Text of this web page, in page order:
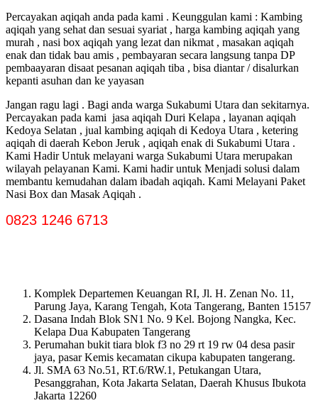
Percayakan aqiqah anda pada kami . Keunggulan kami : Kambing
aqiqah yang sehat dan sesuai syariat , harga kambing aqiqah yang
murah , nasi box aqiqah yang lezat dan nikmat , masakan aqiqah
enak dan tidak bau amis , pembayaran secara langsung tanpa DP
pembaayaran disaat pesanan aqiqah tiba , bisa diantar / disalurkan
kepanti asuhan dan ke yayasan
Jangan ragu lagi . Bagi anda warga Sukabumi Utara dan sekitarnya.
Percayakan pada kami jasa aqiqah Duri Kelapa , layanan aqiqah
Kedoya Selatan , jual kambing aqiqah di Kedoya Utara , ketering
aqiqah di daerah Kebon Jeruk , aqiqah enak di Sukabumi Utara .
Kami Hadir Untuk melayani warga Sukabumi Utara merupakan
wilayah pelayanan Kami. Kami hadir untuk Menjadi solusi dalam
membantu kemudahan dalam ibadah aqiqah. Kami Melayani Paket
Nasi Box dan Masak Aqiqah .
0823 1246 6713
Komplek Departemen Keuangan RI, Jl. H. Zenan No. 11,
Parung Jaya, Karang Tengah, Kota Tangerang, Banten 15157
Dasana Indah Blok SN1 No. 9 Kel. Bojong Nangka, Kec.
Kelapa Dua Kabupaten Tangerang
Perumahan bukit tiara blok f3 no 29 rt 19 rw 04 desa pasir
jaya, pasar Kemis kecamatan cikupa kabupaten tangerang.
Jl. SMA 63 No.51, RT.6/RW.1, Petukangan Utara,
Pesanggrahan, Kota Jakarta Selatan, Daerah Khusus Ibukota
Jakarta 12260